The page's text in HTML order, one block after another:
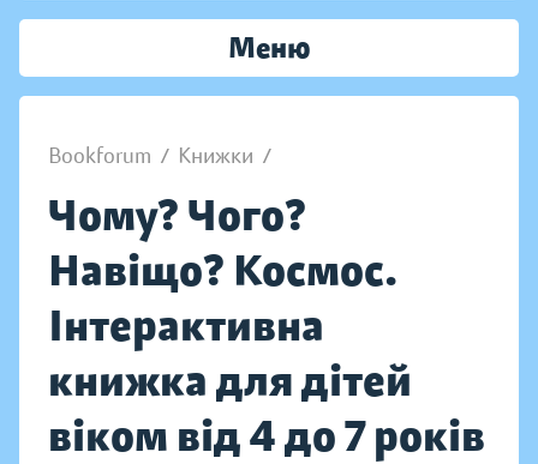
Меню
Bookforum / Книжки /
Чому? Чого?
Навіщо? Космос.
Інтерактивна
книжка для дітей
віком від 4 до 7 років